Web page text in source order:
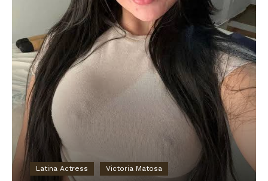
Latina Actress Victoria Matosa